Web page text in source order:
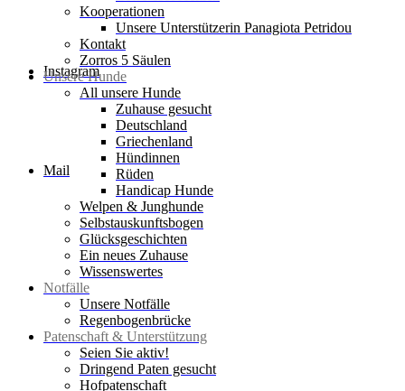
Instagram
Mail
Kooperationen
Unsere Unterstützerin Panagiota Petridou
Kontakt
Zorros 5 Säulen
Unsere Hunde
All unsere Hunde
Zuhause gesucht
Deutschland
Griechenland
Hündinnen
Rüden
Handicap Hunde
Welpen & Junghunde
Selbstauskunftsbogen
Glücksgeschichten
Ein neues Zuhause
Wissenswertes
Notfälle
Unsere Notfälle
Regenbogenbrücke
Patenschaft & Unterstützung
Seien Sie aktiv!
Dringend Paten gesucht
Hofpatenschaft